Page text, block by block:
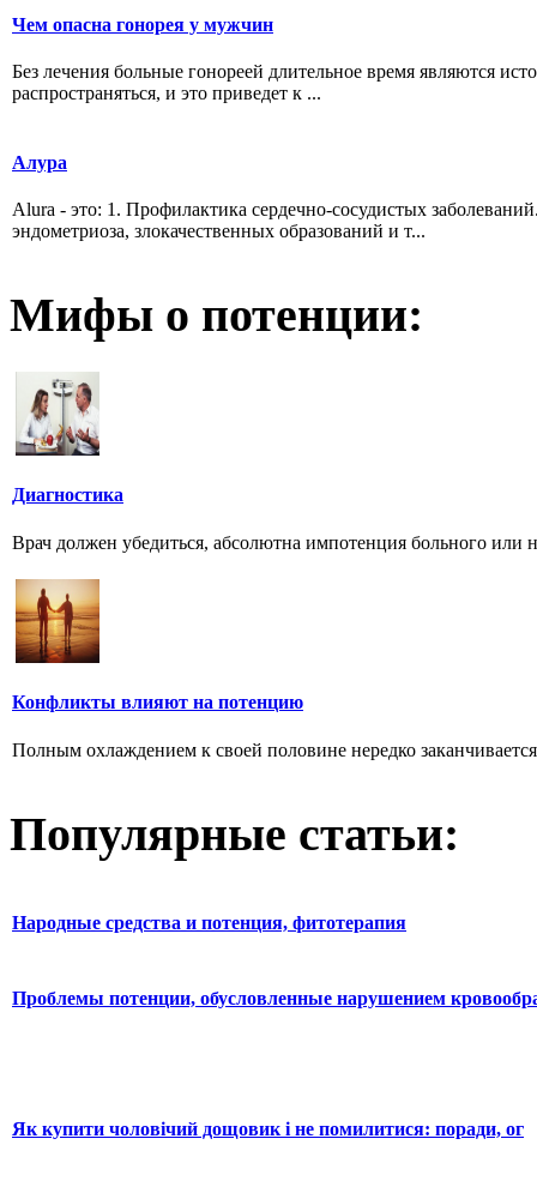
Чем опасна гонорея у мужчин
Без лечения больные гонореей длительное время являются
распространяться, и это приведет к ...
Алура
Alura - это: 1. Профилактика сердечно-сосудистых
эндометриоза, злокачественных образований и т...
Мифы о потенции:
Диагностика
Врач должен убедиться, абсолютна импотенция больного или
Конфликты влияют на потенцию
Полным охлаждением к своей половине нередко
Популярные статьи:
Народные средства и потенция, фитотерапия
Проблемы потенции, обусловленные нарушением
Як купити чоловічий дощовик і не помилитися: поради, ог